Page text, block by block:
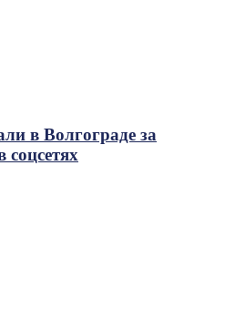
в Волгограде за